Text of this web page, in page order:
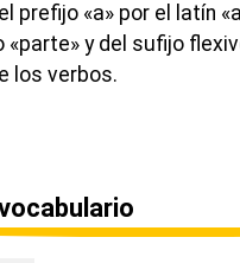
prefijo «a» por el latín
y del sufijo
los verbos.